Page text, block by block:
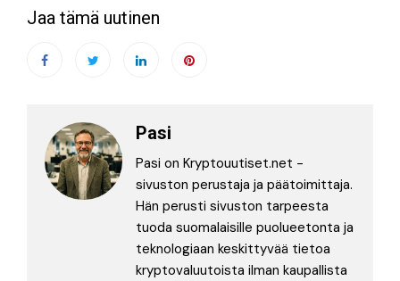
Jaa tämä uutinen
Pasi
Pasi on Kryptouutiset.net -
sivuston perustaja ja päätoimittaja.
Hän perusti sivuston tarpeesta
tuoda suomalaisille puolueetonta ja
teknologiaan keskittyvää tietoa
kryptovaluutoista ilman kaupallista